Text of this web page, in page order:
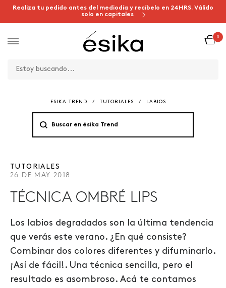
Realiza tu pedido antes del mediodía y recíbelo en 24HRS. Válido
solo en capitales
0
ESIKA TREND / TUTORIALES / LABIOS
TUTORIALES
26 DE MAY 2018
TÉCNICA OMBRÉ LIPS
Los labios degradados son la última tendencia
que verás este verano. ¿En qué consiste?
Combinar dos colores diferentes y difuminarlo.
¡Así de fácil!. Una técnica sencilla, pero el
resultado es asombroso. Acá te contamos